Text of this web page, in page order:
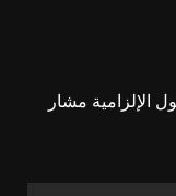
الإلزامية مشار